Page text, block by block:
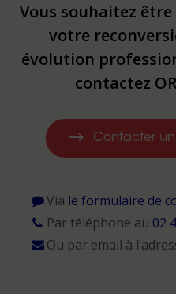
Vous souhaitez
votre
évolution
contactez
Contacter
Via le formulaire de
Par téléphone au 02
Ou par email à